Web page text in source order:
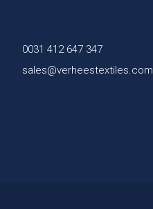
0031 412 647 347
sales@verheestextiles.com